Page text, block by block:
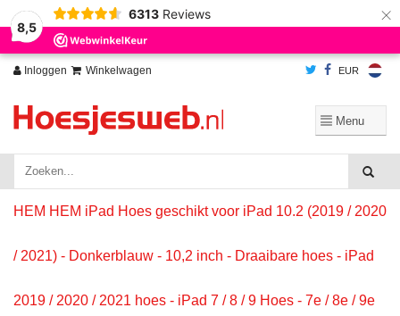
8,5
6313 Reviews ×
Inloggen Winkelwagen EUR
HEM HEM iPad Hoes geschikt voor iPad 10.2 (2019 / 2020
/ 2021) - Donkerblauw - 10,2 inch - Draaibare hoes - iPad
2019 / 2020 / 2021 hoes - iPad 7 / 8 / 9 Hoes - 7e / 8e / 9e
Wij slaan cookies op om onze website te verbeteren. Is dat akkoord?
Ja
Nee